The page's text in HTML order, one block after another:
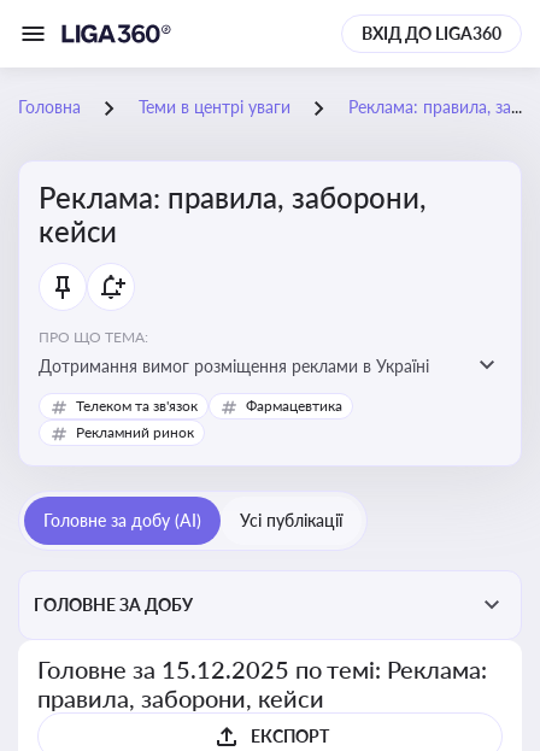
ВХІД ДО LIGA360
Головна Теми в центрі уваги Реклама: правила, заборони, кейси
Реклама: правила, заборони,
кейси
ПРО ЩО ТЕМА:
Дотримання вимог розміщення реклами в Україні
Телеком та зв'язок
Фармацевтика
Рекламний ринок
Головне за добу (AI) Усі публікації
ГОЛОВНЕ ЗА ДОБУ
Головне за 15.12.2025 по темі: Реклама:
правила, заборони, кейси
ЕКСПОРТ